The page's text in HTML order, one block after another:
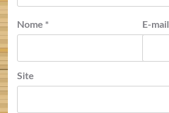
Nome * E-mail
Site